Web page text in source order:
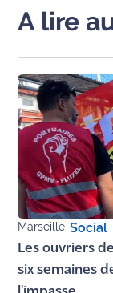
de Jeff
club
Les
Coachs
Maritima
Bon
plan
sortie
Nous
contacter
A lire
Marseille-Social
Les ouvriers
six semaines